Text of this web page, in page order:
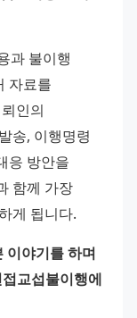
과 불이행
자료를
인의
송, 이행명령
응 방안을
함께 가장
게 됩니다.
이야기를 하며
교섭불이행에